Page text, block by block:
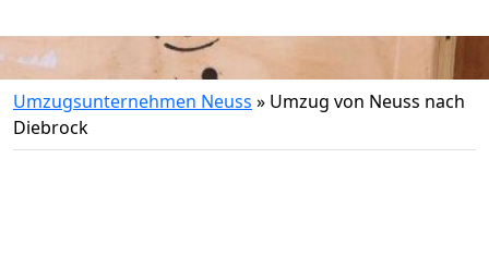
Umzugsunternehmen Neuss » Umzug von Neuss nach
Diebrock